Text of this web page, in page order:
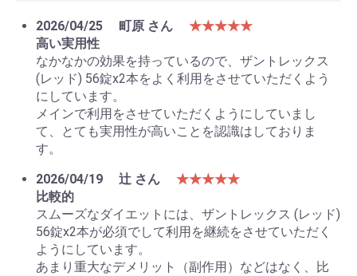
2026/04/25 町原 さん
★★★★★
高い実用性
なかなかの効果を持っているので、ザントレックス
(レッド) 56錠x2本をよく利用をさせていただくよう
にしています。
メインで利用をさせていただくようにしていまし
て、とても実用性が高いことを認識はしておりま
す。
2026/04/19
辻 さん
★★★★★
比較的
スムーズなダイエットには、ザントレックス (レッド)
56錠x2本が必須でして利用を継続をさせていただく
ようにしています。
あまり重大なデメリット（副作用）などはなく、比